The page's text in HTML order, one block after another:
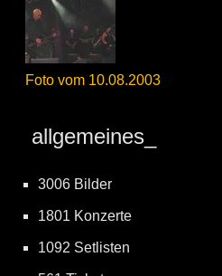
Foto vom 10.08.2003
allgemeines_
3006 Bilder
1801 Konzerte
1092 Setlisten